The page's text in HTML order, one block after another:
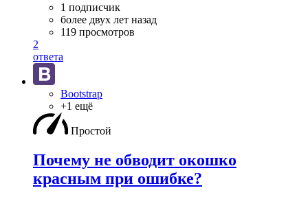
1 подписчик
более двух лет назад
119 просмотров
2
ответа
Bootstrap
+1 ещё
Простой
Почему не обводит окошко
красным при ошибке?